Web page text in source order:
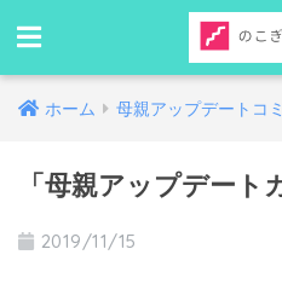
ホーム 母親アップデートコ
「母親アップデート
2019/11/15